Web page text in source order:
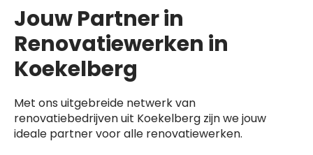
Jouw Partner in
Renovatiewerken in
Koekelberg
Met ons uitgebreide netwerk van
renovatiebedrijven uit Koekelberg zijn we jouw
ideale partner voor alle renovatiewerken.